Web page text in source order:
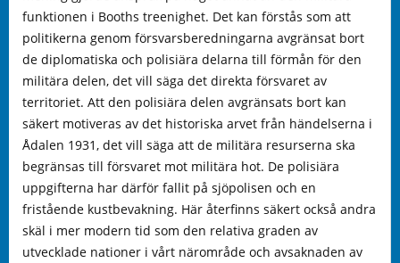
funktionen i Booths treenighet. Det kan förstås som att
politikerna genom försvarsberedningarna avgränsat bort
de diplomatiska och polisiära delarna till förmån för den
militära delen, det vill säga det direkta försvaret av
territoriet. Att den polisiära delen avgränsats bort kan
säkert motiveras av det historiska arvet från händelserna i
Ådalen 1931, det vill säga att de militära resurserna ska
begränsas till försvaret mot militära hot. De polisiära
uppgifterna har därför fallit på sjöpolisen och en
fristående kustbevakning. Här återfinns säkert också andra
skäl i mer modern tid som den relativa graden av
utvecklade nationer i vårt närområde och avsaknaden av